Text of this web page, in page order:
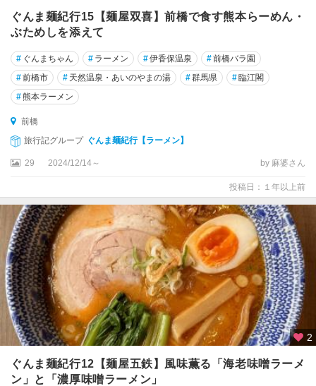
ぐんま麺紀行15【麺屋双喜】前橋で食す熊本らーめん・
ぶためしを添えて
# ぐんまちゃん # ラーメン #伊香保温泉 #前橋バラ園
#前橋市 # 天然温泉・あいのやまの湯 #群馬県 # 臨江閣
#熊本ラーメン
前橋
旅行記グループ ぐんま麺紀行【ラーメン】
29 2024/12/14～ by 麻婆さん
投稿日：１年以上前
2
ぐんま麺紀行12【麺屋五鉄】風味薫る「海老味噌ラーメ
ン」と「濃厚味噌ラーメン」